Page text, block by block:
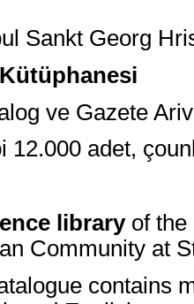
Sankt Georg
ve Gazete
12.000 adet,
libraryof the
Community at
contains